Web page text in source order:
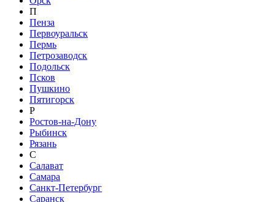
П
Пенза
Первоуральск
Пермь
Петрозаводск
Подольск
Псков
Пушкино
Пятигорск
Р
Ростов-на-Дону
Рыбинск
Рязань
С
Салават
Самара
Санкт-Петербург
Саранск